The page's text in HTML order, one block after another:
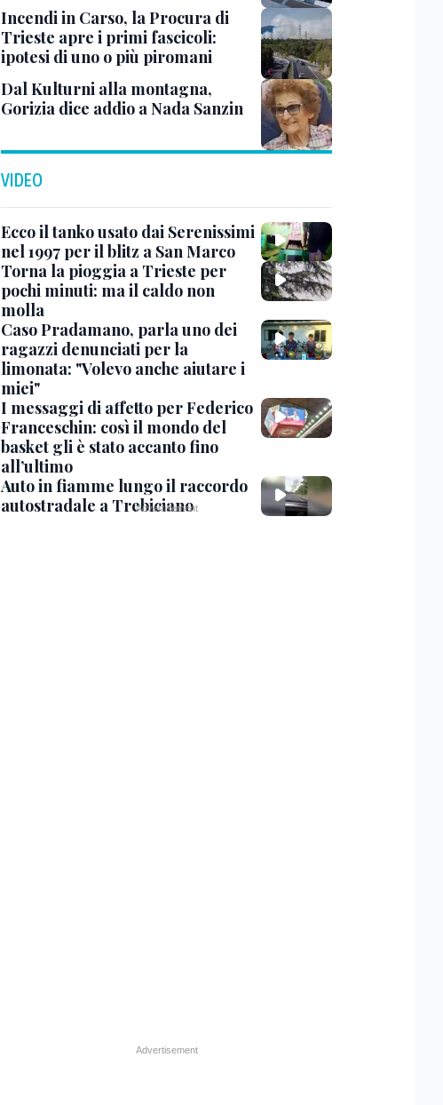
Incendi in Carso, la Procura di
Trieste apre i primi fascicoli:
ipotesi di uno o più piromani
Dal Kulturni alla montagna,
Gorizia dice addio a Nada Sanzin
VIDEO
Ecco il tanko usato dai Serenissimi
nel 1997 per il blitz a San Marco
Torna la pioggia a Trieste per
pochi minuti: ma il caldo non
molla
Caso Pradamano, parla uno dei
ragazzi denunciati per la
limonata: "Volevo anche aiutare i
miei"
I messaggi di affetto per Federico
Franceschin: così il mondo del
basket gli è stato accanto fino
all’ultimo
Auto in fiamme lungo il raccordo
autostradale a Trebiciano